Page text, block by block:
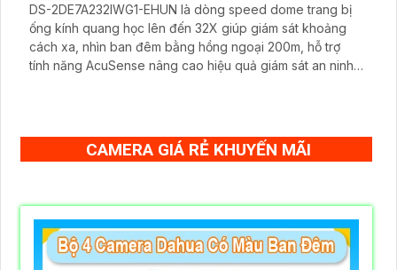
DS-2DE7A232IWG1-EHUN là dòng speed dome trang bị
ống kính quang học lên đến 32X giúp giám sát khoảng
cách xa, nhìn ban đêm bằng hồng ngoại 200m, hỗ trợ
tính năng AcuSense nâng cao hiệu quả giám sát an ninh,
CAMERA GIÁ RẺ KHUYẾN MÃI